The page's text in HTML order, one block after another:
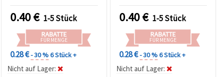
0.40€ 1-5 Stück
RABATTE
FÜR MENGE
0.28 €- 30 %6 Stück +
Nicht auf Lager:
0.40€ 1-5 Stück
RABATTE
FÜR MENGE
0.28 €- 30 %6 Stück +
Nicht auf Lager: